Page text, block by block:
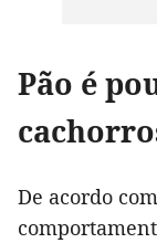
Pão é
De acordo